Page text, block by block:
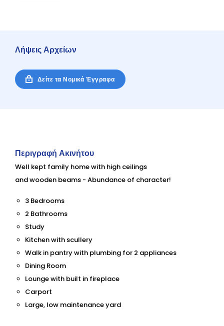
Λήψεις Αρχείων
Δείτε τα Νομικά Έγγραφα
Περιγραφή Ακινήτου
Well kept family home with high ceilings
and wooden beams - Abundance of character!
3 Bedrooms
2 Bathrooms
Study
Kitchen with scullery
Walk in pantry with plumbing for 2 appliances
Dining Room
Lounge with built in fireplace
Carport
Large, low maintenance yard